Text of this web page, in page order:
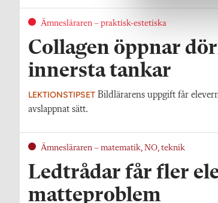
v
a
Ämnesläraren – praktisk-estetiska
Collagen öppnar
innersta tankar
LEKTIONSTIPSET Bildlärarens uppgift får
avslappnat sätt.
Ämnesläraren – matematik, NO, teknik
Ledtrådar får fler
matteproblem